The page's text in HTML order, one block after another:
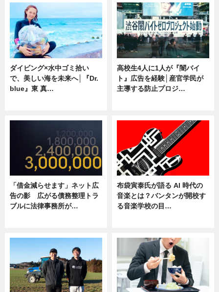
ダイビング×水中ゴミ拾い
で、美しい海を未来へ│『Dr.
blue』東 真…
高校生4人に1人が『闇バイ
ト』広告を経験│産官学民が
主導する防止プロジ…
「借金減らせます」ネット広
告の影 広がる債務整理トラ
ブルに法律事務所が…
布袋寅泰氏が語る AI 時代の
音楽とは？バンタンが開校す
る音楽学校の目…